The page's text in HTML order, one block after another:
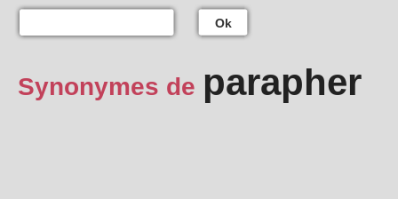
Ok
Synonymes de parapher